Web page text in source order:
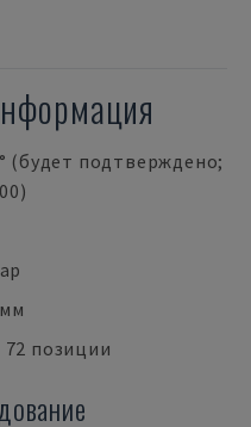
(будет подтверждено;
позиции